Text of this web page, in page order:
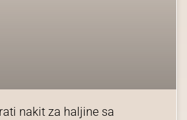
nakit za haljine sa